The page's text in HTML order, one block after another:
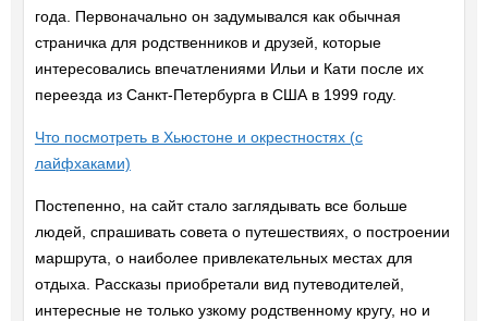
года. Первоначально он задумывался как обычная
страничка для родственников и друзей, которые
интересовались впечатлениями Ильи и Кати после их
переезда из Санкт-Петербурга в США в 1999 году.
Что посмотреть в Хьюстоне и окрестностях (с
лайфхаками)
Постепенно, на сайт стало заглядывать все больше
людей, спрашивать совета о путешествиях, о построении
маршрута, о наиболее привлекательных местах для
отдыха. Рассказы приобретали вид путеводителей,
интересные не только узкому родственному кругу, но и